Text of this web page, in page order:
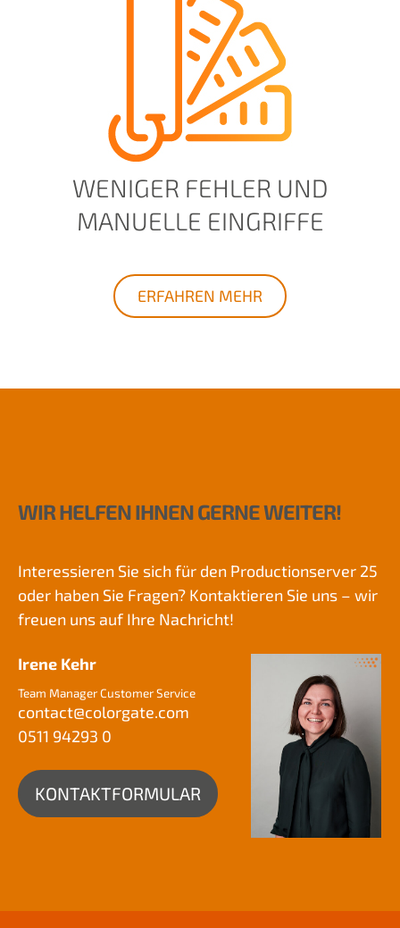
WENIGER FEHLER UND
MANUELLE EINGRIFFE
ERFAHREN MEHR
WIR HELFEN IHNEN GERNE WEITER!
Interessieren Sie sich für den Productionserver 25
oder haben Sie Fragen? Kontaktieren Sie uns – wir
freuen uns auf Ihre Nachricht!
Irene Kehr
Team Manager Customer Service
contact@colorgate.com
0511 94293 0
KONTAKTFORMULAR